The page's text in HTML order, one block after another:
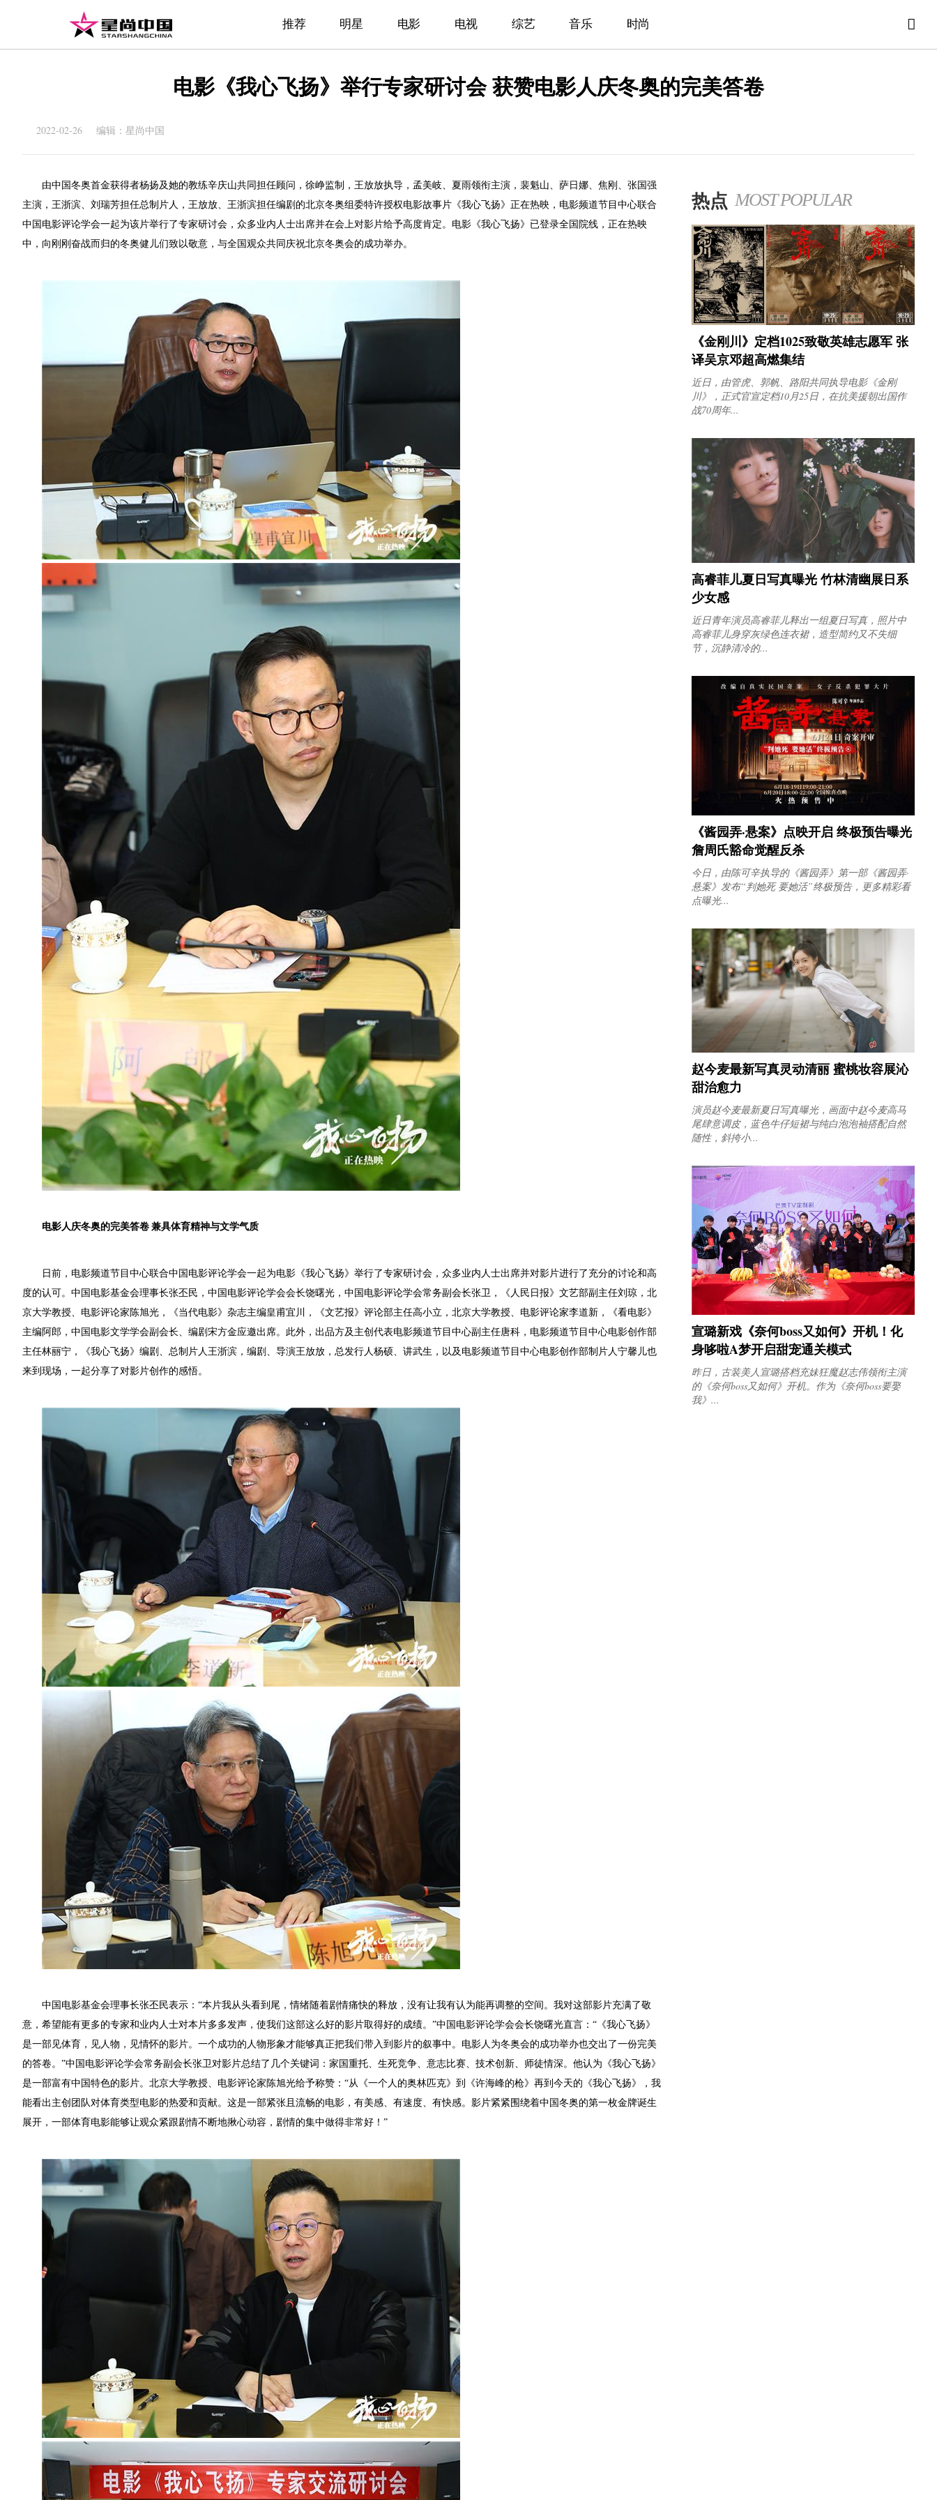
推荐 明星 电影 电视 综艺 音乐 时尚
电影《我心飞扬》举行专家研讨会 获赞电影人庆冬奥的完美答卷
2022-02-26 编辑：星尚中国
由中国冬奥首金获得者杨扬及她的教练辛庆山共同担任顾问，徐峥监制，王放放执导，孟美岐、夏雨领衔主演，裴魁山、萨日娜、焦刚、张国强
主演，王浙滨、刘瑞芳担任总制片人，王放放、王浙滨担任编剧的北京冬奥组委特许授权电影故事片《我心飞扬》正在热映，电影频道节目中心联合
中国电影评论学会一起为该片举行了专家研讨会，众多业内人士出席并在会上对影片给予高度肯定。 电影《我心飞扬》已登录全国院线，正在热映
中，向刚刚奋战而归的冬奥健儿们致以敬意，与全国观众共同庆祝北京冬奥会的成功举办。
电影人庆冬奥的完美答卷 兼具体育精神与文学气质
日前， 电影频道节目中心联合中国电影评论学会一起为电影《我心飞扬》举行了专家研讨会，众多业内人士出席并对影片进行了充分的讨论和高
度的认可。中国电影基金会理事长张丕民，中国电影评论学会会长饶曙光，中国电影评论学会常务副会长张卫，《人民日报》文艺部副主任刘琼，北
京大学教授、电影评论家陈旭光，《当代电影》杂志主编皇甫宜川，《文艺报》评论部主任高小立，北京大学教授、电影评论家李道新，《看电影》
主编阿郎，中国电影文学学会副会长、编剧宋方金应邀出席。此外，出品方及主创代表电影频道节目中心副主任唐科，电影频道节目中心电影创作部
主任林丽宁，《我心飞扬》编剧、总制片人王浙滨，编剧、导演王放放，总发行人杨硕、讲武生，以及电影频道节目中心电影创作部制片人宁馨儿也
来到现场，一起分享了对影片创作的感悟。
中国电影基金会理事长张丕民表示： “本片我从头看到尾，情绪随着剧情痛快的释放，没有让我有认为能再调整的空间。我对这部影片充满了敬
意，希望能有更多的专家和业内人士对本片多多发声，使我们这部这么好的影片取得好的成绩。”中国电影评论学会会长饶曙光直言：“《我心飞扬》
是一部见体育，见人物，见情怀的影片。一个成功的人物形象才能够真正把我们带入到影片的叙事中。电影人为冬奥会的成功举办也交出了一份完美
的答卷。”中国电影评论学会常务副会长张卫对影片总结了几个关键词：家国重托、生死竞争、意志比赛、技术创新、师徒情深。他认为《我心飞扬》
是一部富有中国特色的影片。北京大学教授、电影评论家陈旭光给予称赞：“从《一个人的奥林匹克》到《许海峰的枪》再到今天的《我心飞扬》，我
能看出主创团队对体育类型电影的热爱和贡献。这是一部紧张且流畅的电影，有美感、有速度、有快感。影片紧紧围绕着中国冬奥的第一枚金牌诞生
展开，一部体育电影能够让观众紧跟剧情不断地揪心动容，剧情的集中做得非常好！”
热点 MOST POPULAR
《金刚川》定档1025致敬英雄志愿军 张
译吴京邓超高燃集结
近日，由管虎、郭帆、路阳共同执导电影《金刚
川》，正式官宣定档10月25日，在抗美援朝出国作
战70周年...
高睿菲儿夏日写真曝光 竹林清幽展日系
少女感
近日青年演员高睿菲儿释出一组夏日写真，照片中
高睿菲儿身穿灰绿色连衣裙，造型简约又不失细
节，沉静清冷的...
《酱园弄·悬案》点映开启 终极预告曝光
詹周氏豁命觉醒反杀
今日，由陈可辛执导的《酱园弄》第一部《酱园弄·
悬案》发布“判她死 要她活”终极预告，更多精彩看
点曝光...
赵今麦最新写真灵动清丽 蜜桃妆容展沁
甜治愈力
演员赵今麦最新夏日写真曝光，画面中赵今麦高马
尾肆意调皮，蓝色牛仔短裙与纯白泡泡袖搭配自然
随性，斜挎小...
宣璐新戏《奈何boss又如何》开机！化
身哆啦A梦开启甜宠通关模式
昨日，古装美人宣璐搭档充妹狂魔赵志伟领衔主演
的《奈何boss又如何》开机。作为《奈何boss要娶
我》...